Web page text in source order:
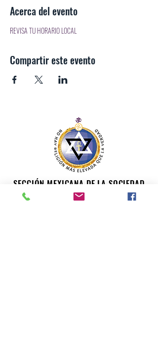
Acerca del evento
REVISA TU HORARIO LOCAL
Compartir este evento
SECCIÓN MEXICANA DE LA SOCIEDAD
TEOSÓFICA